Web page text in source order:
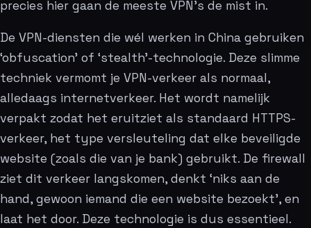
precies hier gaan de meeste VPN’s de mist in.
De VPN-diensten die wél werken in China gebruiken
‘obfuscation’ of ‘stealth’-technologie. Deze slimme
techniek vermomt je VPN-verkeer als normaal,
alledaags internetverkeer. Het wordt namelijk
verpakt zodat het eruitziet als standaard HTTPS-
verkeer, het type versleuteling dat elke beveiligde
website (zoals die van je bank) gebruikt. De firewall
ziet dit verkeer langskomen, denkt ‘niks aan de
hand, gewoon iemand die een website bezoekt’, en
laat het door. Deze technologie is dus essentieel.